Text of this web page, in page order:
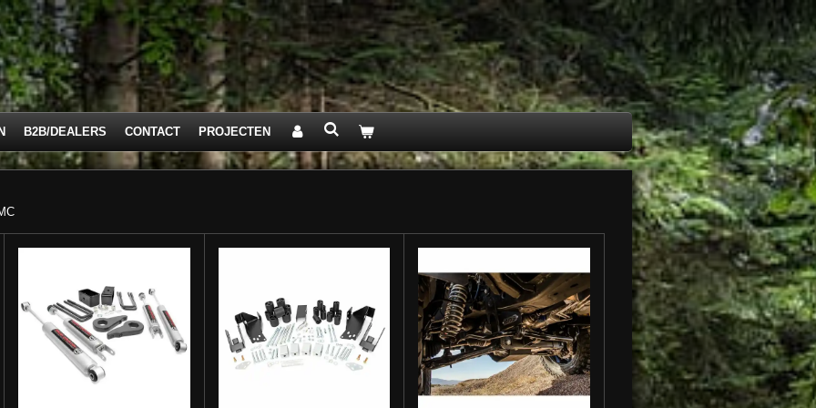
B2B/DEALERS CONTACT PROJECTEN